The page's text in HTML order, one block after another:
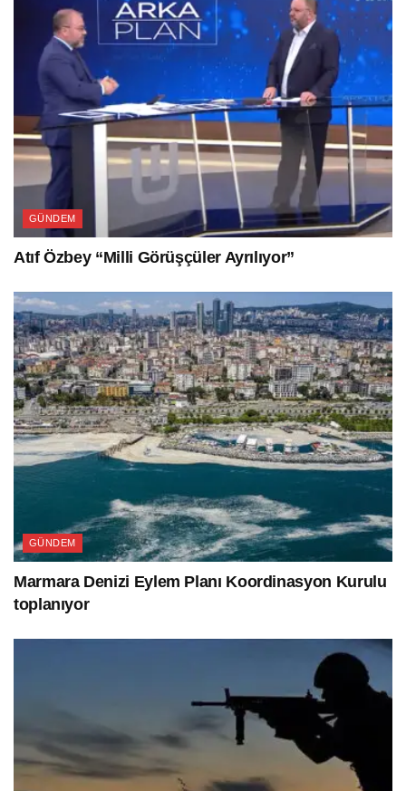
GÜNDEM
Atıf Özbey “Milli Görüşçüler Ayrılıyor”
GÜNDEM
Marmara Denizi Eylem Planı Koordinasyon Kurulu
toplanıyor